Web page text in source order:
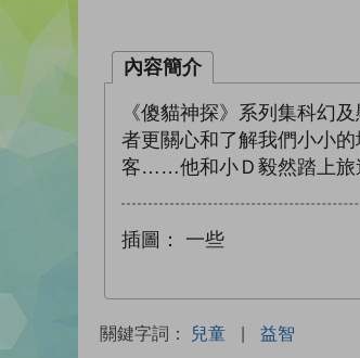
內容簡介
《傻貓神探》系列集科幻
者更關心和了解我們小小
客……他和小Ｄ毅然踏上旅
插圖： 一些
關鍵字詞： 兒童 | 益智